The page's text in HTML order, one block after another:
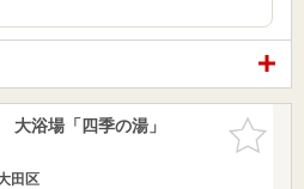
お気に入
りに追加
浴場「四季の湯」
田区